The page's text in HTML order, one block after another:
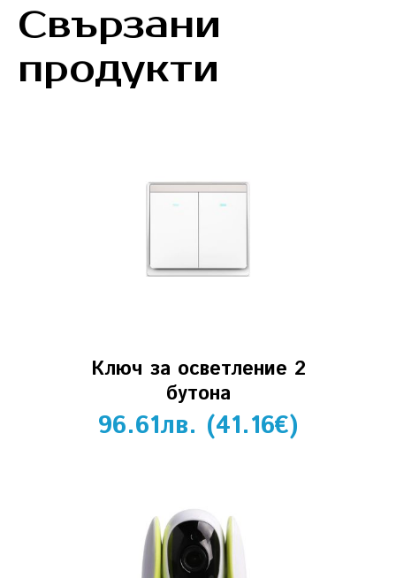
Свързани
продукти
Ключ за осветление 2
бутона
96.61лв. (41.16€)